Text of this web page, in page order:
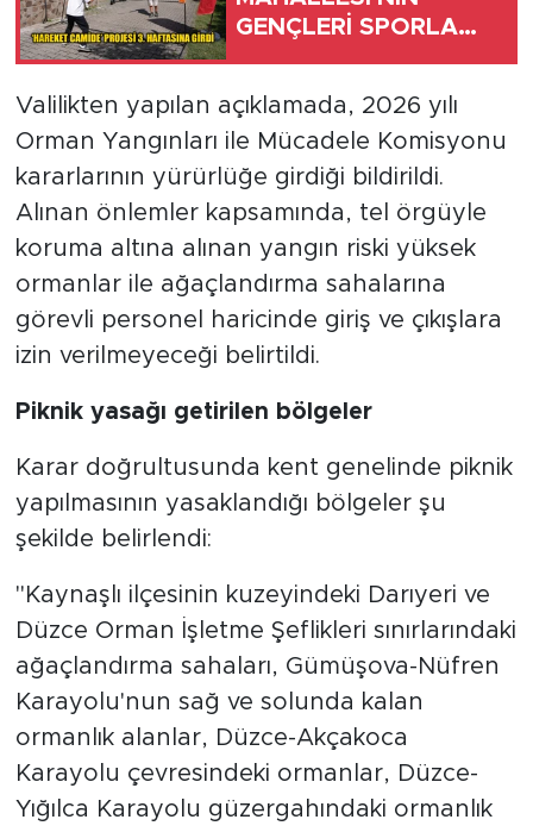
GENÇLERİ SPORLA
Valilikten yapılan açıklamada, 2026 yılı
Orman Yangınları ile Mücadele Komisyonu
kararlarının yürürlüğe girdiği bildirildi.
Alınan önlemler kapsamında, tel örgüyle
koruma altına alınan yangın riski yüksek
ormanlar ile ağaçlandırma sahalarına
görevli personel haricinde giriş ve çıkışlara
izin verilmeyeceği belirtildi.
Piknik yasağı getirilen bölgeler
Karar doğrultusunda kent genelinde piknik
yapılmasının yasaklandığı bölgeler şu
şekilde belirlendi:
"Kaynaşlı ilçesinin kuzeyindeki Darıyeri ve
Düzce Orman İşletme Şeflikleri sınırlarındaki
ağaçlandırma sahaları, Gümüşova-Nüfren
Karayolu'nun sağ ve solunda kalan
ormanlık alanlar, Düzce-Akçakoca
Karayolu çevresindeki ormanlar, Düzce-
Yığılca Karayolu güzergahındaki ormanlık